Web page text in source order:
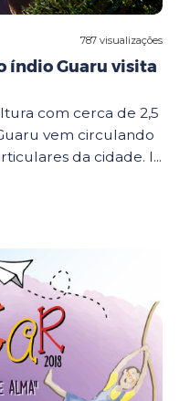
787 visualizações
índio Guaru visita
com cerca de 2,5
vem circulando
da cidade. I...